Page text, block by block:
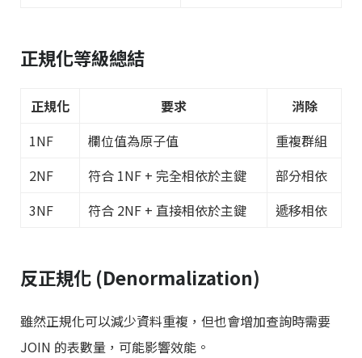
正規化等級總結
正規化 要求
消除
1NF
欄位值為原子值
重複群組
2NF
符合 1NF + 完全相依於主鍵
部分相依
3NF
符合 2NF + 直接相依於主鍵 遞移相依
反正規化 (Denormalization)
雖然正規化可以減少資料重複，但也會增加查詢時需要
JOIN 的表數量，可能影響效能。